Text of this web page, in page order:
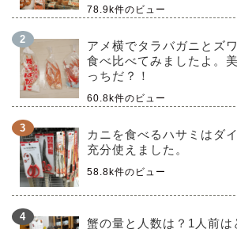
78.9k件のビュー
アメ横でタラバガニとズ
食べ比べてみましたよ。
っちだ？！
60.8k件のビュー
カニを食べるハサミはダ
充分使えました。
58.8k件のビュー
蟹の量と人数は？1人前は